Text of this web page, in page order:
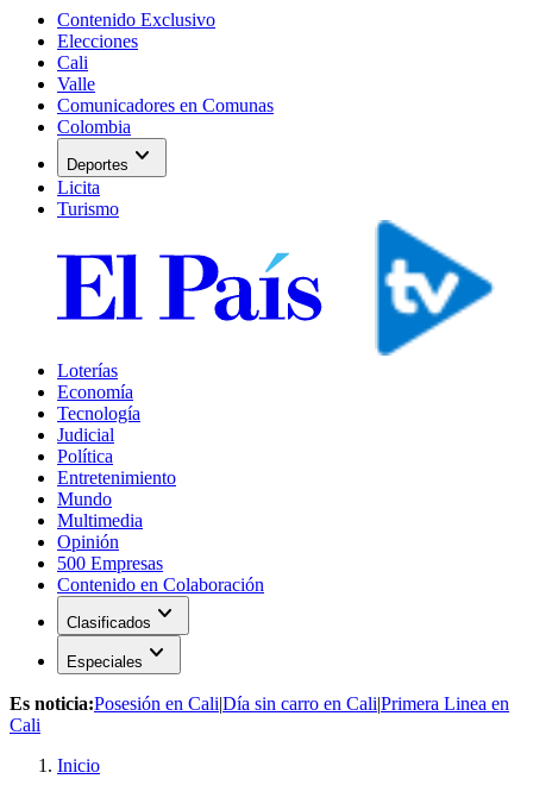
Contenido Exclusivo
Elecciones
Cali
Valle
Comunicadores en Comunas
Colombia
Deportes expand_more
Licita
Turismo
Loterías
Economía
Tecnología
Judicial
Política
Entretenimiento
Mundo
Multimedia
Opinión
500 Empresas
Contenido en Colaboración
Clasificados expand_more
Especiales expand_more
Es noticia:Posesión en Cali|Día sin carro en Cali|Primera Linea en
Cali
Inicio